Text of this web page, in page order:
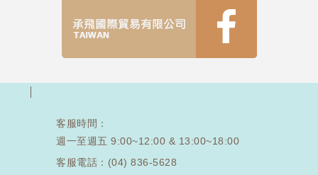
客服時間：
週一至週五 9:00~12:00 & 13:00~18:00
客服電話： (04) 836-5628